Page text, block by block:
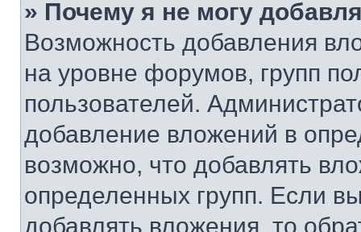
» Почему я не могу
Возможность добавления
на уровне форумов, групп
пользователей.
добавление вложений в
возможно, что добавлять
определенных групп. Если
добавлять вложения, то